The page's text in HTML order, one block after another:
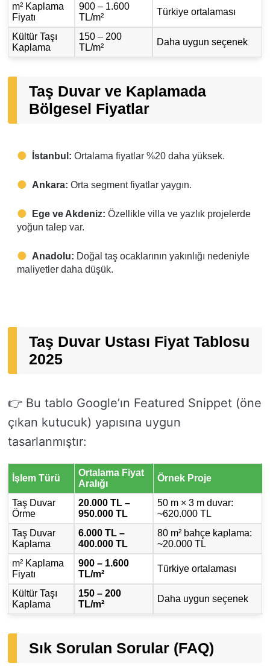
m² Kaplama
Fiyatı
900 – 1.600
TL/m²
Türkiye ortalaması
Kültür Taşı
Kaplama
150 – 200
TL/m²
Daha uygun seçenek
Taş Duvar ve Kaplamada
Bölgesel Fiyatlar
İstanbul: Ortalama fiyatlar %20 daha yüksek.
Ankara: Orta segment fiyatlar yaygın.
Ege ve Akdeniz: Özellikle villa ve yazlık projelerde
yoğun talep var.
Anadolu: Doğal taş ocaklarının yakınlığı nedeniyle
maliyetler daha düşük.
Taş Duvar Ustası Fiyat Tablosu
2025
👉 Bu tablo Google’ın Featured Snippet (öne
çıkan kutucuk) yapısına uygun
tasarlanmıştır:
İşlem Türü
Ortalama Fiyat
Aralığı
Örnek Proje
Taş Duvar
Örme
20.000 TL –
950.000 TL
50 m × 3 m duvar:
~620.000 TL
Taş Duvar
Kaplama
6.000 TL –
400.000 TL
80 m² bahçe kaplama:
~20.000 TL
m² Kaplama
Fiyatı
900 – 1.600
TL/m²
Türkiye ortalaması
Kültür Taşı
Kaplama
150 – 200
TL/m²
Daha uygun seçenek
Sık Sorulan Sorular (FAQ)